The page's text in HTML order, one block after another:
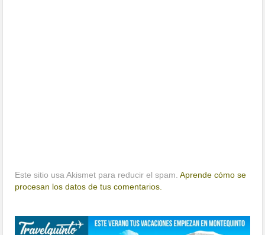
Este sitio usa Akismet para reducir el spam.Aprende cómo se
procesan los datos de tus comentarios.